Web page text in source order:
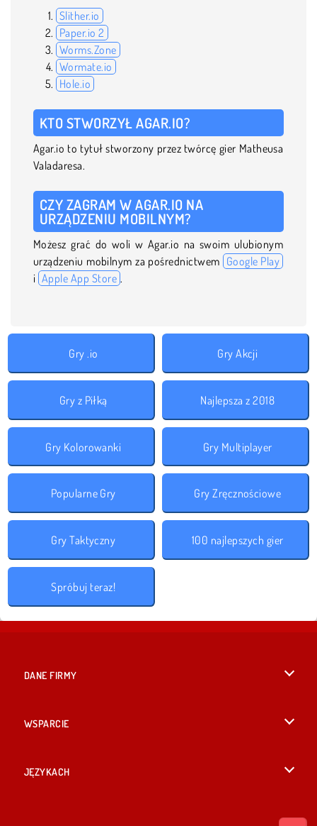
Slither.io
Paper.io 2
Worms.Zone
Wormate.io
Hole.io
KTO STWORZYŁ AGAR.IO?
Agar.io to tytuł stworzony przez twórcę gier Matheusa
Valadaresa.
CZY ZAGRAM W AGAR.IO NA
URZĄDZENIU MOBILNYM?
Możesz grać do woli w Agar.io na swoim ulubionym
urządzeniu mobilnym za pośrednictwem Google Play
i Apple App Store .
Gry .io Gry Akcji
Gry z Piłką Najlepsza z 2018
Gry Kolorowanki Gry Multiplayer
Popularne Gry Gry Zręcznościowe
Gry Taktyczny 100 najlepszych gier
Spróbuj teraz!
DANE FIRMY
WSPARCIE
JĘZYKACH